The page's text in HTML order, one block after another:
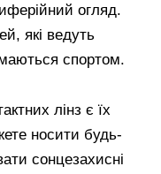
огляд.
які ведуть
спортом.
лінз є їх
носити будь-
сонцезахисні